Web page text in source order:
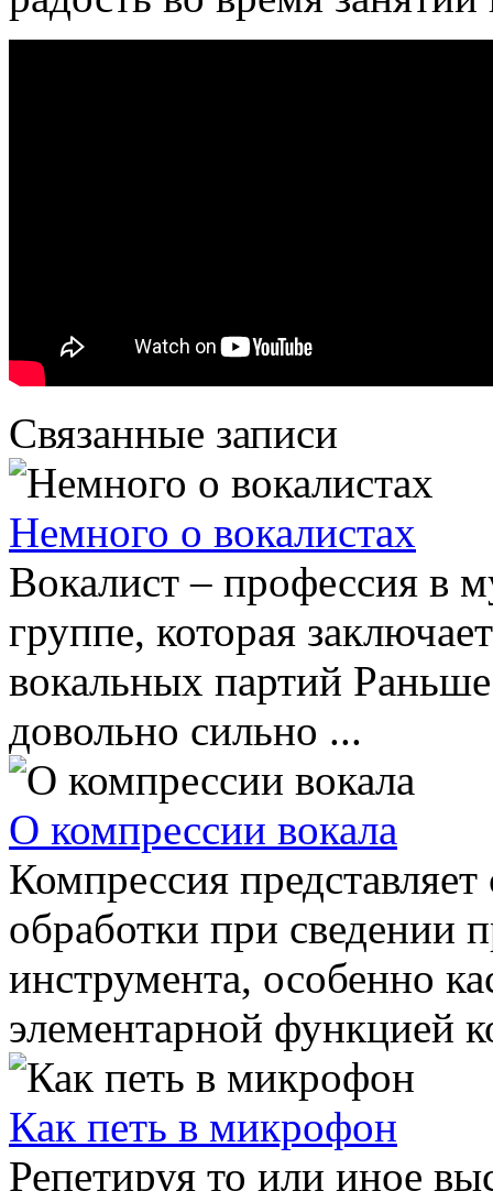
Связанные записи
Немного о вокалистах
Вокалист – профессия в
группе, которая
вокальных партий
довольно сильно ...
О компрессии вокала
Компрессия
обработки при сведении
инструмента, особенно
элементарной функцией
Как петь в микрофон
Репетируя то или иное